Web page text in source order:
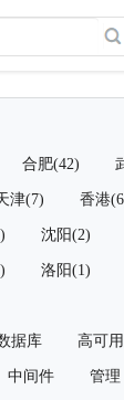
合肥(42)
津(7) 香港
沈阳(2)
洛阳(1)
据库 高可
中间件 管理